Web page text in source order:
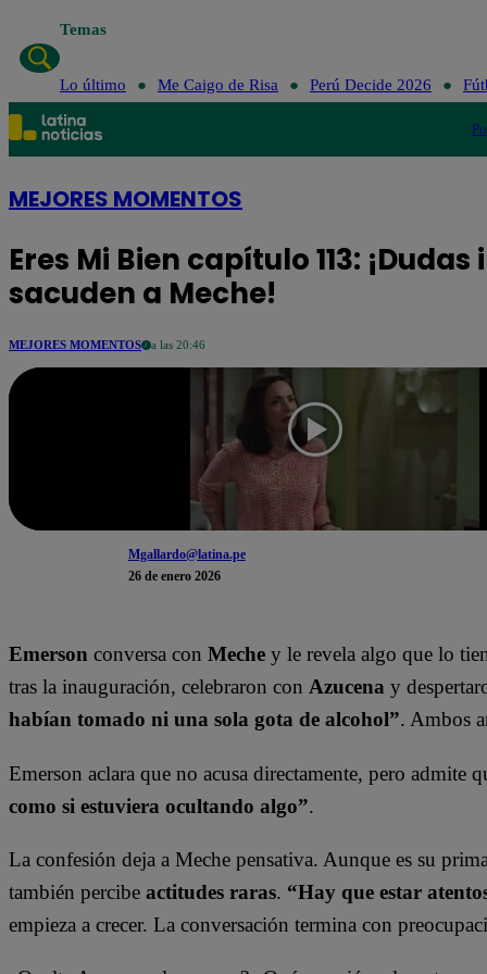
Temas
Lo último Me Caigo de Risa Perú Decide 2026
MEJORES MOMENTOS
Eres Mi Bien capítulo 113:
sacuden a Meche!
MEJORES MOMENTOS a las 20:46
Mgallardo@latina.pe
26 de enero 2026
Emerson conversa con Meche y le revela algo que lo
tras la inauguración, celebraron con Azucena y
habían tomado ni una sola gota de alcohol”. Ambos
Emerson aclara que no acusa directamente, pero admite
como si estuviera ocultando algo”.
La confesión deja a Meche pensativa. Aunque es su
también percibe actitudes raras. “Hay que estar
empieza a crecer. La conversación termina con